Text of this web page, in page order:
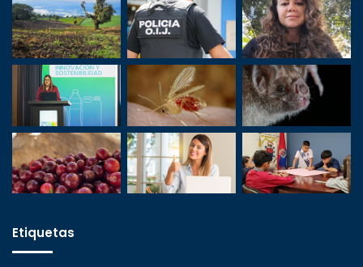
Etiquetas